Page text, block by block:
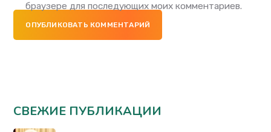
браузере для последующих моих комментариев.
ОПУБЛИКОВАТЬ КОММЕНТАРИЙ
СВЕЖИЕ ПУБЛИКАЦИИ